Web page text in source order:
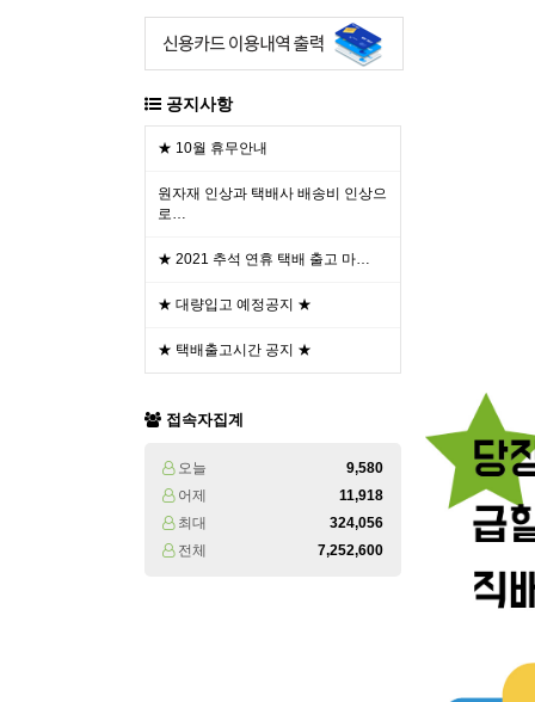
공지사항
★ 10월 휴무안내
원자재 인상과 택배사 배송비 인상으
로…
★ 2021 추석 연휴 택배 출고 마…
★ 대량입고 예정공지 ★
★ 택배출고시간 공지 ★
접속자집계
오늘
9,580
어제
11,918
최대
324,056
전체
7,252,600